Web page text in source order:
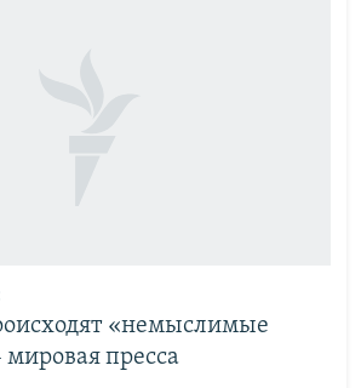
«немыслимые
пресса